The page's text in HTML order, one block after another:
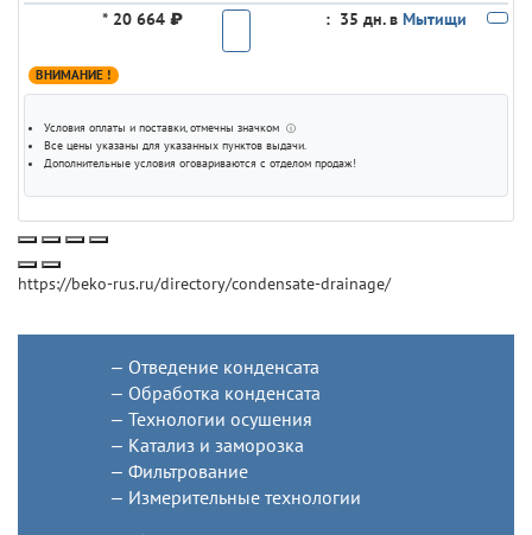
* 20 664 ₽ : 35 дн. в Мытищи
ВНИМАНИЕ !
Условия оплаты и поставки, отмечны значком ⓘ
Все цены указаны для указанных пунктов выдачи.
Дополнительные условия оговариваются с отделом продаж!
https://beko-rus.ru/directory/condensate-drainage/
Отведение конденсата
Обработка конденсата
Технологии осушения
Катализ и заморозка
Фильтрование
Измерительные технологии